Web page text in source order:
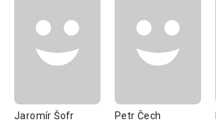
Jaromír Šofr Petr Čech